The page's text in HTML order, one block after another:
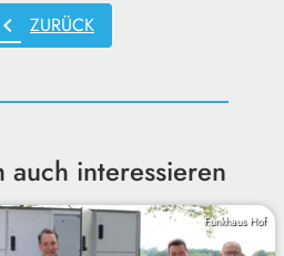
chevron_left ZURÜCK
auch interessieren
Funkhaus Hof